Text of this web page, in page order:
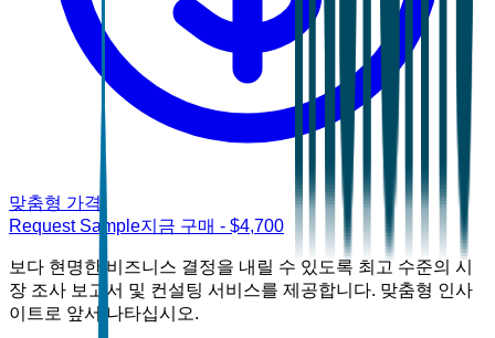
맞춤형 가격
Request Sample지금 구매 - $4,700
보다 현명한 비즈니스 결정을 내릴 수 있도록 최고 수준의 시
장 조사 보고서 및 컨설팅 서비스를 제공합니다. 맞춤형 인사
이트로 앞서 나타십시오.